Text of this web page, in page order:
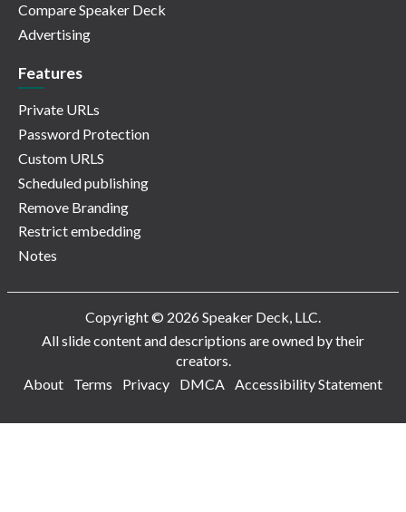
Compare Speaker Deck
Advertising
Features
Private URLs
Password Protection
Custom URLS
Scheduled publishing
Remove Branding
Restrict embedding
Notes
Copyright © 2026 Speaker Deck, LLC.
All slide content and descriptions are owned by their
creators.
About
Terms Privacy DMCA Accessibility Statement